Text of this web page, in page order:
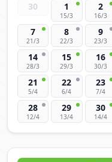
30 1
15/3
2
16/3
7
21/3
8
22/3
9
23/3
14
28/3
15
29/3
16
30/3
21
5/4
22
6/4
23
7/4
28
12/4
29
13/4
30
14/4